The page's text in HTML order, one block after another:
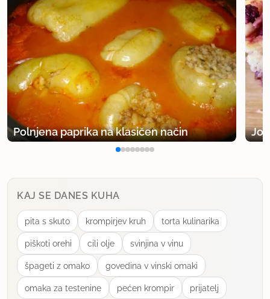
Polnjena paprika na klasičen način
KAJ SE DANES KUHA
pita s skuto krompirjev kruh torta kulinarika
piškoti orehi cili olje svinjina v vinu
špageti z omako govedina v vinski omaki
omaka za testenine pećen krompir prijatelj